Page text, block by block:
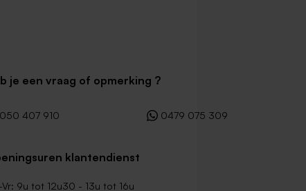
je een vraag of opmerking ?
050 407 910 0479 075 309
klantendienst
Vr: 9u tot 12u30 - 13u tot 16u